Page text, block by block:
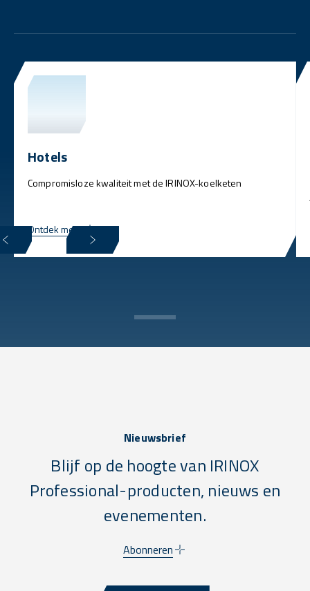
Hotels
Compromisloze kwaliteit met de IRINOX-koelketen
Ontdek meer
Nieuwsbrief
Blijf op de hoogte van IRINOX
Professional-producten, nieuws en
evenementen.
Abonneren